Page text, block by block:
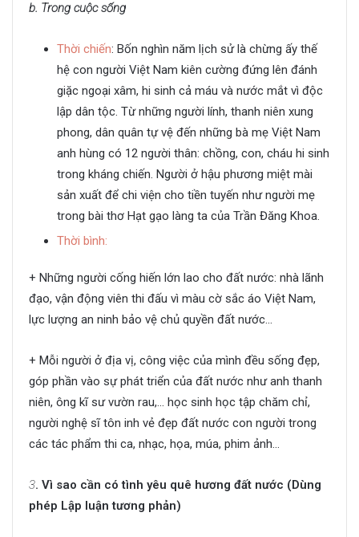
b. Trong cuộc sống
Thời chiến: Bốn nghìn năm lịch sử là chừng ấy thế
hệ con người Việt Nam kiên cường đứng lên đánh
giặc ngoại xâm, hi sinh cả máu và nước mắt vì độc
lập dân tộc. Từ những người lính, thanh niên xung
phong, dân quân tự vệ đến những bà mẹ Việt Nam
anh hùng có 12 người thân: chồng, con, cháu hi sinh
trong kháng chiến. Người ở hậu phương miệt mài
sản xuất để chi viện cho tiền tuyến như người mẹ
trong bài thơ Hạt gạo làng ta của Trần Đăng Khoa.
Thời bình:
+ Những người cống hiến lớn lao cho đất nước: nhà lãnh
đạo, vận động viên thi đấu vì màu cờ sắc áo Việt Nam,
lực lượng an ninh bảo vệ chủ quyền đất nước…
+ Mỗi người ở địa vị, công việc của mình đều sống đẹp,
góp phần vào sự phát triển của đất nước như anh thanh
niên, ông kĩ sư vườn rau,… học sinh học tập chăm chỉ,
người nghệ sĩ tôn inh vẻ đẹp đất nước con người trong
các tác phẩm thi ca, nhạc, họa, múa, phim ảnh…
3. Vì sao cần có tình yêu quê hương đất nước (Dùng
phép Lập luận tương phản)